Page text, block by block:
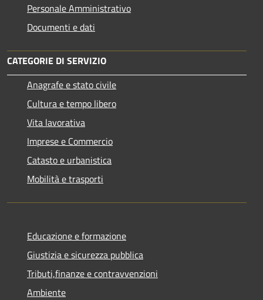
Personale Amministrativo
Documenti e dati
CATEGORIE DI SERVIZIO
Anagrafe e stato civile
Cultura e tempo libero
Vita lavorativa
Imprese e Commercio
Catasto e urbanistica
Mobilità e trasporti
Educazione e formazione
Giustizia e sicurezza pubblica
Tributi,finanze e contravvenzioni
Ambiente